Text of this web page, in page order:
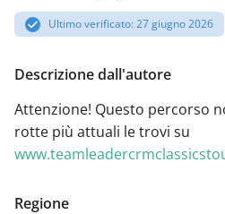
Ultimo verificato: 27 giugno 2026
Descrizione dall'autore
Attenzione! Questo percorso
rotte più attuali le trovi su
Regione